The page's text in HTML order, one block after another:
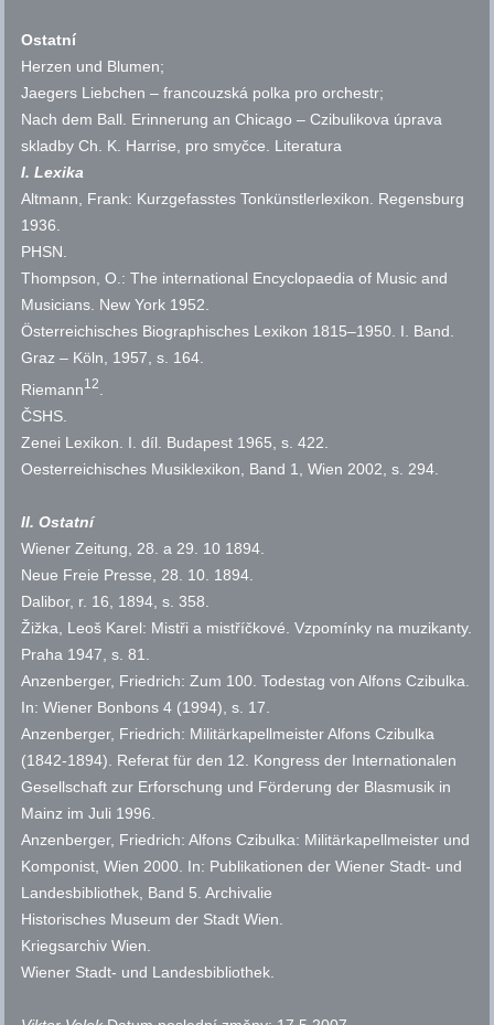
Ostatní
Herzen und Blumen;
Jaegers Liebchen – francouzská polka pro orchestr;
Nach dem Ball. Erinnerung anChicago – Czibulikova úprava
skladby Ch. K. Harrise, pro smyčce. Literatura
I. Lexika
Altmann, Frank: Kurzgefasstes Tonkünstlerlexikon. Regensburg
1936.
PHSN.
Thompson, O.: The international Encyclopaedia of Music and
Musicians. New York 1952.
Österreichisches Biographisches Lexikon 1815–1950. I. Band.
Graz – Köln, 1957, s. 164.
Riemann12
ČSHS
Zenei Lexikon. I. díl. Budapest 1965, s. 422.
Oesterreichisches Musiklexikon, Band 1, Wien 2002, s. 294.
II. Ostatní
Wiener Zeitung, 28. a 29. 10 1894.
Neue Freie Presse, 28. 10. 1894.
Dalibor, r. 16, 1894, s. 358.
Žižka, Leoš Karel: Mistři a mistříčkové. Vzpomínky na muzikanty.
Praha 1947, s. 81.
Anzenberger, Friedrich: Zum 100. Todestag von Alfons Czibulka.
In: Wiener Bonbons 4 (1994), s. 17.
Anzenberger, Friedrich: Militärkapellmeister Alfons Czibulka
(1842-1894). Referat für den 12. Kongress der Internationalen
Gesellschaft zur Erforschung und Förderung der Blasmusik in
Mainz im Juli 1996.
Anzenberger, Friedrich: Alfons Czibulka: Militärkapellmeister und
Komponist, Wien 2000. In: Publikationen der Wiener Stadt- und
Landesbibliothek, Band 5. Archivalie
Historisches Museum der Stadt Wien.
Kriegsarchiv Wien.
Wiener Stadt- und Landesbibliothek.